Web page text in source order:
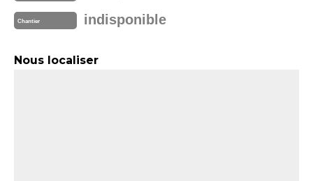
Chantier indisponible
Nous localiser